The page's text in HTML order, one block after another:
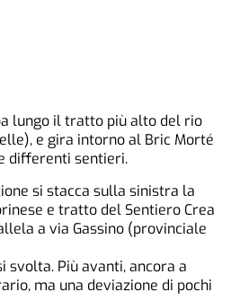
lungo il tratto più alto del rio
e gira intorno al Bric Morté
differenti sentieri.
si stacca sulla sinistra la
e tratto del Sentiero Crea
a via Gassino (provinciale
svolta. Più avanti, ancora a
ma una deviazione di pochi